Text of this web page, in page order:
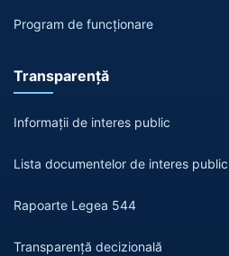
Program de funcționare
Transparență
Informații de interes public
Lista documentelor de interes public
Rapoarte Legea 544
Transparență decizională